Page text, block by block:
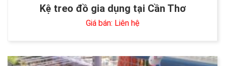
Kệ treo đồ gia dụng tại Cần Thơ
Giá bán: Liên hệ